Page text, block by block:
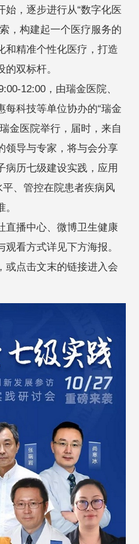
始，逐步进行从“数字化医
，构建起一个医疗服务的
和精准个性化医疗，打造
双标杆。
12:00，由瑞金医院、
每科技等单位协办的“瑞金
金医院举行，届时，来自
领导与专家，将与会分享
病历七级建设实践，应用
、管控在院患者疾病风
直播中心、微博卫生健康
看方式详见下方海报。
或点击文末的链接进入会